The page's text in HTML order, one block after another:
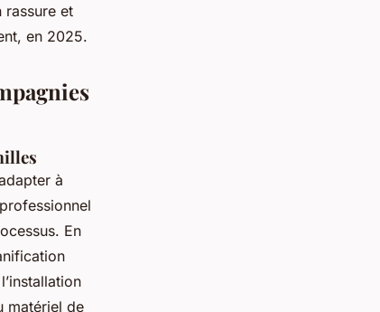
rassure et
en 2025.
à
En
matériel de